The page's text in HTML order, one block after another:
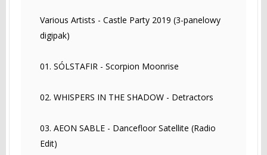
Various Artists - Castle Party 2019 (3-panelowy
digipak)
01. SÓLSTAFIR - Scorpion Moonrise
02. WHISPERS IN THE SHADOW - Detractors
03. AEON SABLE - Dancefloor Satellite (Radio
Edit)